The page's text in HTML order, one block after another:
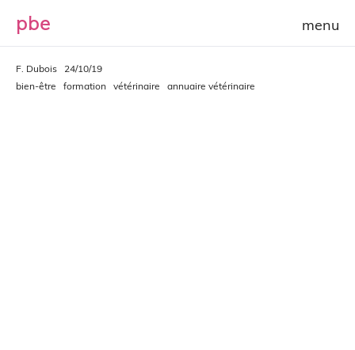
pbe
F. Dubois
24/10/19
bien-être
formation vétérinaire annuaire vétérinaire